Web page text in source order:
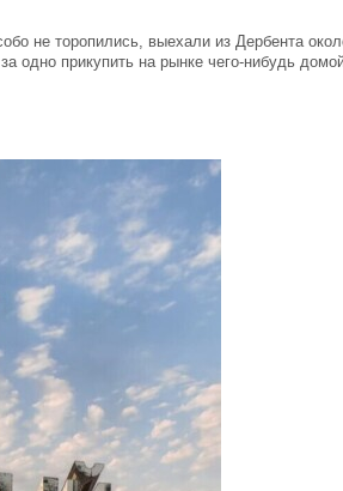
не торопились, выехали из Дербента
одно прикупить на рынке чего-нибудь